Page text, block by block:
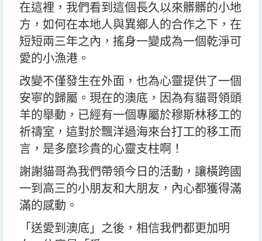
在這裡，我們看到這個長久以來髒髒的小地
方，如何在本地人與異鄉人的合作之下，在
短短兩三年之內，搖身一變成為一個乾淨可
愛的小漁港。
改變不僅發生在外面，也為心靈提供了一個
安寧的歸屬。現在的澳底，因為有貓哥領頭
羊的舉動，已經有一個專屬於穆斯林移工的
祈禱室，這對於飄洋過海來台打工的移工而
言，是多麼珍貴的心靈支柱啊！
謝謝貓哥為我們帶領今日的活動，讓橫跨國
一到高三的小朋友和大朋友，內心都獲得滿
滿的感動。
「送愛到澳底」之後，相信我們都更加明